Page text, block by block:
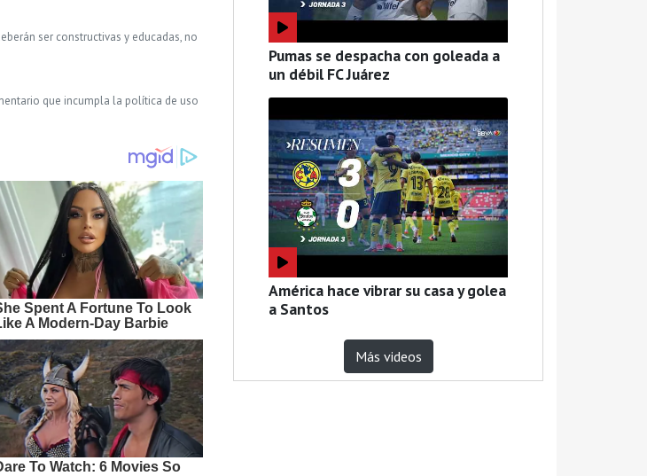
ser constructivas y educadas, no
que incumpla la política de uso
Pumas se despacha con goleada a
un débil FC Juárez
América hace vibrar su casa y golea
a Santos
Más videos